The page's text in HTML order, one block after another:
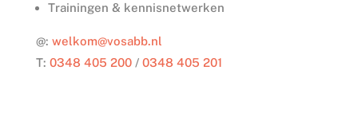
Trainingen & kennisnetwerken
@: welkom@vosabb.nl
T: 0348 405 200/ 0348 405 201